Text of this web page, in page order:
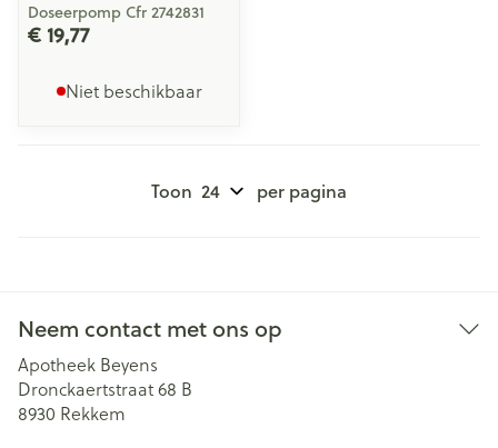
Doseerpomp Cfr 2742831
€ 19,77
Niet beschikbaar
Toon per pagina
Neem contact met ons op
Apotheek Beyens
Dronckaertstraat 68 B
8930 Rekkem